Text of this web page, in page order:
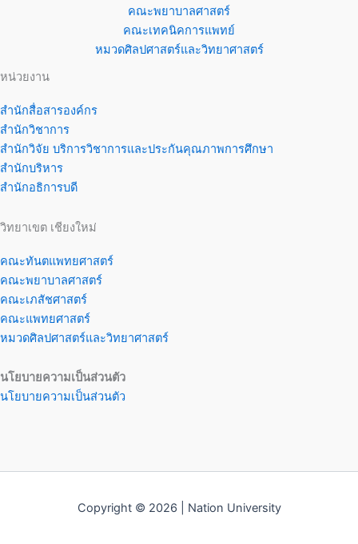
คณะพยาบาลศาสตร์
คณะเทคนิคการแพทย์
หมวดศิลปศาสตร์และวิทยาศาสตร์
หน่วยงาน
สำนักสื่อสารองค์กร
สำนักวิชาการ
สำนักวิจัย บริการวิชาการและประกันคุณภาพการศึกษา
สำนักบริหาร
สำนักอธิการบดี
วิทยาเขต เชียงใหม่
คณะทันตแพทยศาสตร์
คณะพยาบาลศาสตร์
คณะเภสัชศาสตร์
คณะแพทยศาสตร์
หมวดศิลปศาสตร์และวิทยาศาสตร์
นโยบายความเป็นส่วนตัว
นโยบายความเป็นส่วนตัว
Copyright © 2026 | Nation University